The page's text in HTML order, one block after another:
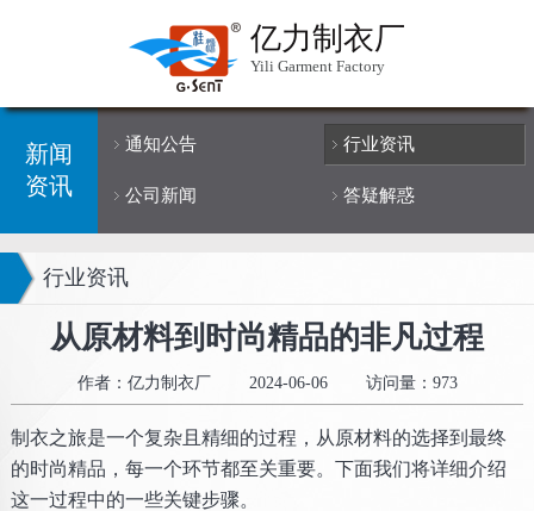
亿力制衣厂
Yili Garment Factory
新闻
资讯
通知公告 行业资讯
公司新闻 答疑解惑
行业资讯
从原材料到时尚精品的非凡过程
作者：亿力制衣厂 2024-06-06 访问量：973
制衣之旅是一个复杂且精细的过程，从原材料的选择到最终
的时尚精品，每一个环节都至关重要。下面我们将详细介绍
这一过程中的一些关键步骤。